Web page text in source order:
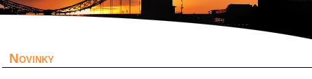
NOVINKY